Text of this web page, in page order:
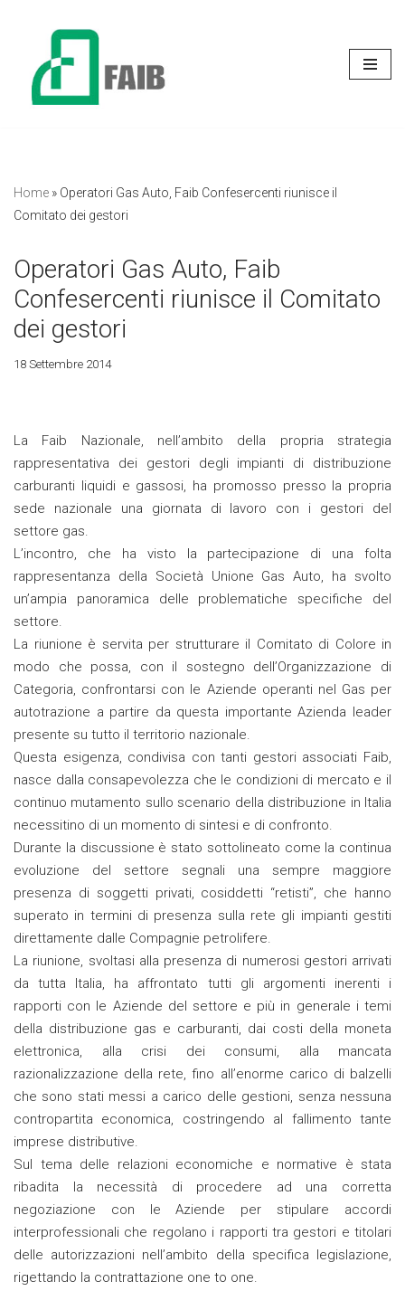
contenuto
Home » Operatori Gas Auto, Faib Confesercenti riunisce il
Comitato dei gestori
Operatori Gas Auto, Faib
Confesercenti riunisce il Comitato
dei gestori
18 Settembre 2014
La Faib Nazionale, nell’ambito della propria strategia
rappresentativa dei gestori degli impianti di distribuzione
carburanti liquidi e gassosi, ha promosso presso la propria
sede nazionale una giornata di lavoro con i gestori del
settore gas.
L’incontro, che ha visto la partecipazione di una folta
rappresentanza della Società Unione Gas Auto, ha svolto
un’ampia panoramica delle problematiche specifiche del
settore.
La riunione è servita per strutturare il Comitato di Colore in
modo che possa, con il sostegno dell’Organizzazione di
Categoria, confrontarsi con le Aziende operanti nel Gas per
autotrazione a partire da questa importante Azienda leader
presente su tutto il territorio nazionale.
Questa esigenza, condivisa con tanti gestori associati Faib,
nasce dalla consapevolezza che le condizioni di mercato e il
continuo mutamento sullo scenario della distribuzione in Italia
necessitino di un momento di sintesi e di confronto.
Durante la discussione è stato sottolineato come la continua
evoluzione del settore segnali una sempre maggiore
presenza di soggetti privati, cosiddetti “retisti”, che hanno
superato in termini di presenza sulla rete gli impianti gestiti
direttamente dalle Compagnie petrolifere.
La riunione, svoltasi alla presenza di numerosi gestori arrivati
da tutta Italia, ha affrontato tutti gli argomenti inerenti i
rapporti con le Aziende del settore e più in generale i temi
della distribuzione gas e carburanti, dai costi della moneta
elettronica, alla crisi dei consumi, alla mancata
razionalizzazione della rete, fino all’enorme carico di balzelli
che sono stati messi a carico delle gestioni, senza nessuna
contropartita economica, costringendo al fallimento tante
imprese distributive.
Sul tema delle relazioni economiche e normative è stata
ribadita la necessità di procedere ad una corretta
negoziazione con le Aziende per stipulare accordi
interprofessionali che regolano i rapporti tra gestori e titolari
delle autorizzazioni nell’ambito della specifica legislazione,
rigettando la contrattazione one to one.